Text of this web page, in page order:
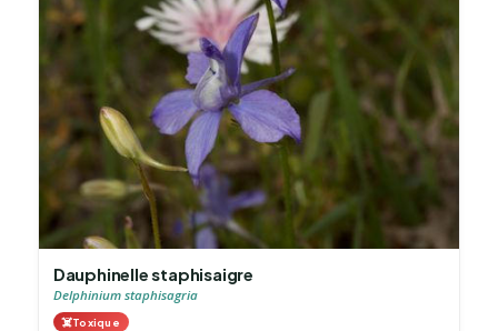
Dauphinelle staphisaigre
Delphinium staphisagria
☠️Toxique